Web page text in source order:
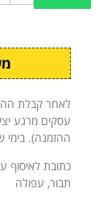
עסקים מרגע
ההזמנה). בימי
כתובת לאיסוף
תבור, עפולה